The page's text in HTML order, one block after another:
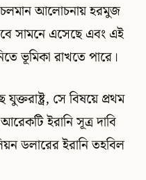
চলমান আলোচনায় হরমুজ
সামনে এসেছে এবং এই
ভূমিকা রাখতে পারে।
সে বিষয়ে প্রথম
ইরানি সূত্র দাবি
ডলারের ইরানি তহবিল